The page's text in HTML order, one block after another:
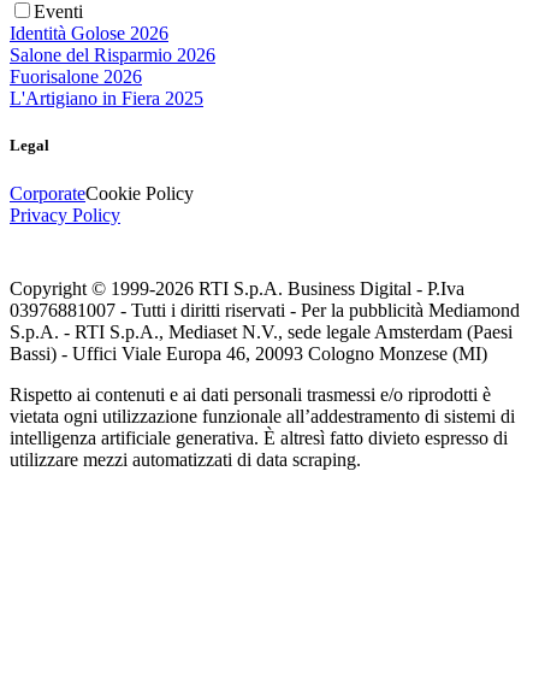
Eventi
Identità Golose 2026
Salone del Risparmio 2026
Fuorisalone 2026
L'Artigiano in Fiera 2025
Legal
CorporateCookie Policy
Privacy Policy
Copyright © 1999-2026 RTI S.p.A. Business Digital - P.Iva
03976881007 - Tutti i diritti riservati - Per la pubblicità Mediamond
S.p.A. - RTI S.p.A., Mediaset N.V., sede legale Amsterdam (Paesi
Bassi) - Uffici Viale Europa 46, 20093 Cologno Monzese (MI)
Rispetto ai contenuti e ai dati personali trasmessi e/o riprodotti è
vietata ogni utilizzazione funzionale all’addestramento di sistemi di
intelligenza artificiale generativa. È altresì fatto divieto espresso di
utilizzare mezzi automatizzati di data scraping.